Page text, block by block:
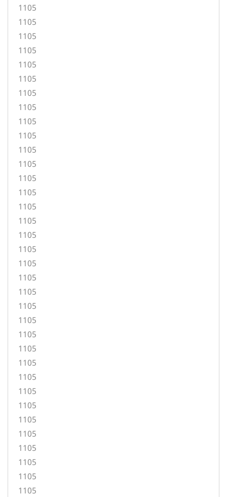
1105
1105
1105
1105
1105
1105
1105
1105
1105
1105
1105
1105
1105
1105
1105
1105
1105
1105
1105
1105
1105
1105
1105
1105
1105
1105
1105
1105
1105
1105
1105
1105
1105
1105
1105